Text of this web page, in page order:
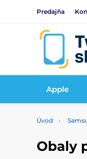
Predajňa
Apple
Úvod
Obaly